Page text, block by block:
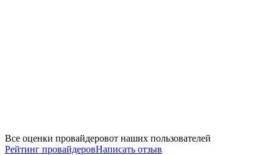
Все оценки провайдеровот наших пользователей
Рейтинг провайдеровНаписать отзыв